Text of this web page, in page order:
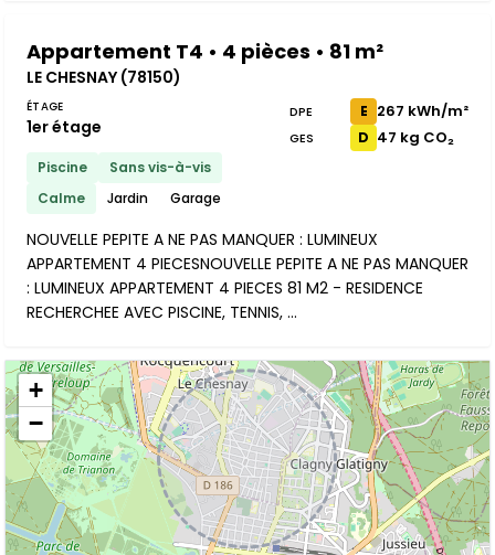
Appartement T4 • 4 pièces • 81 m²
LE CHESNAY (78150)
ÉTAGE
1er étage
Piscine
Sans vis-à-vis
Calme
Jardin Garage
DPE E 267 kWh/m²
GES D 47 kg CO₂
NOUVELLE PEPITE A NE PAS MANQUER : LUMINEUX
APPARTEMENT 4 PIECESNOUVELLE PEPITE A NE PAS MANQUER
: LUMINEUX APPARTEMENT 4 PIECES 81 M2 - RESIDENCE
RECHERCHEE AVEC PISCINE, TENNIS, ...
+
−